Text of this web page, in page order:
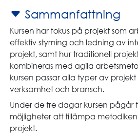
Sammanfattning
Kursen har fokus på projekt som
effektiv styrning och ledning av
projekt, samt hur traditionell
kombineras med agila
kursen passar alla typer av
verksamhet och bransch.
Under de tre dagar kursen pågår
möjligheter att tillämpa
projekt.